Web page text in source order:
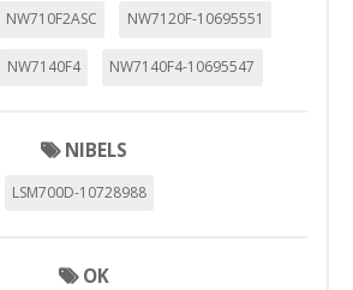
NW710F2ASC NW7120F-10695551
NW7140F4 NW7140F4-10695547
NIBELS
LSM700D-10728988
OK
al pie de la página. También puedes